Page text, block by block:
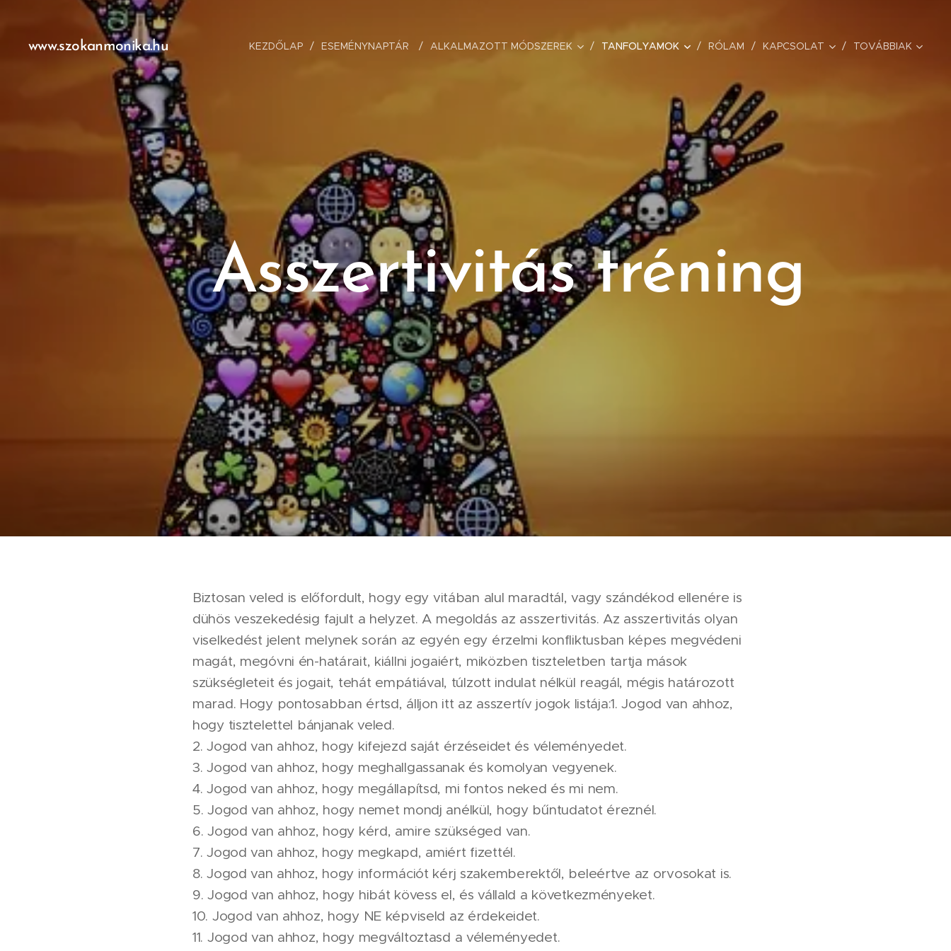
www.szokanmonika.hu KEZDŐLAP ESEMÉNYNAPTÁR ALKALMAZOTT MÓDSZEREK TANFOLYAMOK RÓLAM KAPCSOLAT TOVÁBBIAK
Asszertivitás tréning
Biztosan veled is előfordult, hogy egy vitában alul maradtál, vagy szándékod ellenére is
dühös veszekedésig fajult a helyzet. A megoldás az asszertivitás. Az asszertivitás olyan
viselkedést jelent melynek során az egyén egy érzelmi konfliktusban képes megvédeni
magát, megóvni én-határait, kiállni jogaiért, miközben tiszteletben tartja mások
szükségleteit és jogait, tehát empátiával, túlzott indulat nélkül reagál, mégis határozott
marad. Hogy pontosabban értsd, álljon itt az asszertív jogok listája:1. Jogod van ahhoz,
hogy tisztelettel bánjanak veled.
2. Jogod van ahhoz, hogy kifejezd saját érzéseidet és véleményedet.
3. Jogod van ahhoz, hogy meghallgassanak és komolyan vegyenek.
4. Jogod van ahhoz, hogy megállapítsd, mi fontos neked és mi nem.
5. Jogod van ahhoz, hogy nemet mondj anélkül, hogy bűntudatot éreznél.
6. Jogod van ahhoz, hogy kérd, amire szükséged van.
7. Jogod van ahhoz, hogy megkapd, amiért fizettél.
8. Jogod van ahhoz, hogy információt kérj szakemberektől, beleértve az orvosokat is.
9. Jogod van ahhoz, hogy hibát kövess el, és vállald a következményeket.
10. Jogod van ahhoz, hogy NE képviseld az érdekeidet.
11. Jogod van ahhoz, hogy megváltoztasd a véleményedet.